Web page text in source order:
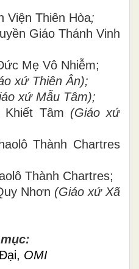
Viện Thiên Hòa;
Giáo Thánh Vinh
Mẹ Vô Nhiễm;
xứ Thiên Ân);
xứ Mẫu Tâm);
Tâm (Giáo xứ
Thành Chartres
Thành Chartres;
Nhơn (Giáo xứ Xã
OMI